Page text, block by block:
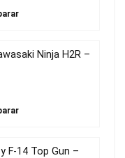
Ninja H2R –
F-14 Top Gun –